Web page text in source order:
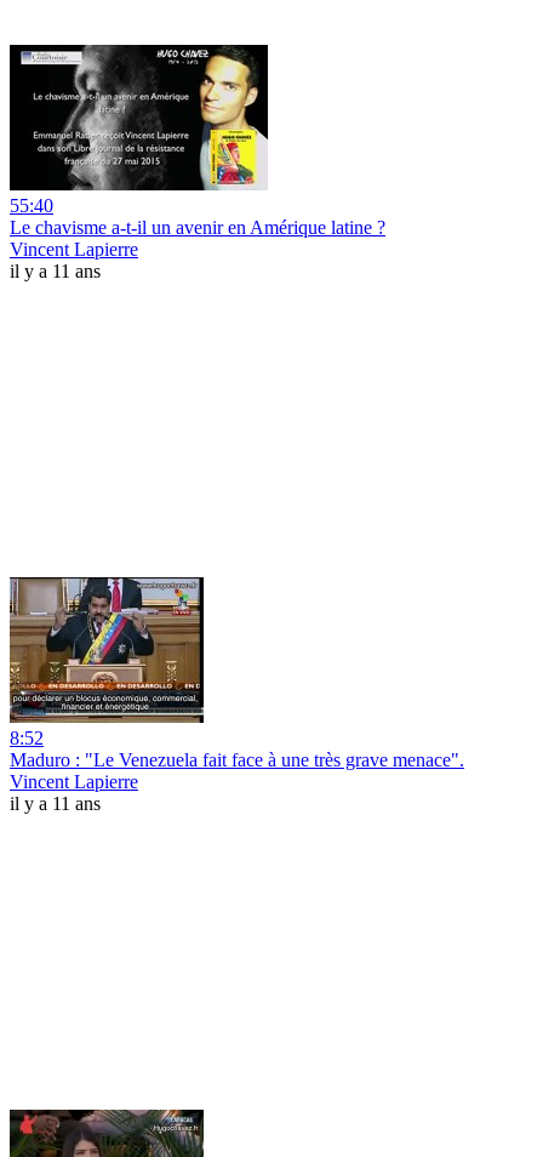
55:40
Le chavisme a-t-il un avenir en Amérique latine ?
Vincent Lapierre
il y a 11 ans
8:52
Maduro : "Le Venezuela fait face à une très grave menace".
Vincent Lapierre
il y a 11 ans